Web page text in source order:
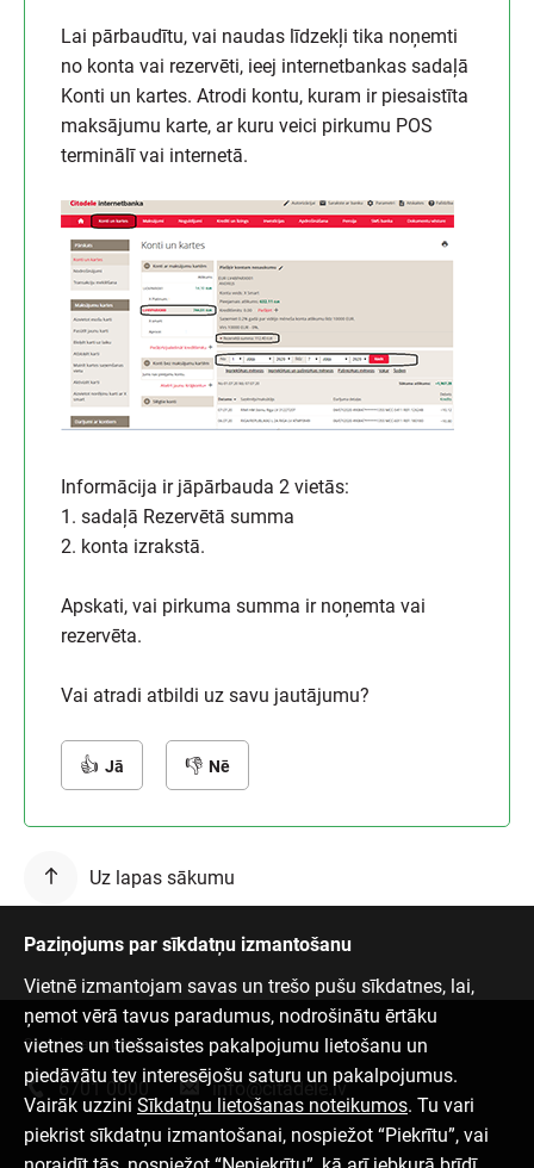
Lai pārbaudītu, vai naudas līdzekļi tika noņemti
no konta vai rezervēti, ieej internetbankas sadaļā
Konti un kartes. Atrodi kontu, kuram ir piesaistīta
maksājumu karte, ar kuru veici pirkumu POS
terminālī vai internetā.
Informācija ir jāpārbauda 2 vietās:
1. sadaļā Rezervētā summa
2. konta izrakstā.
Apskati, vai pirkuma summa ir noņemta vai
rezervēta.
Vai atradi atbildi uz savu jautājumu?
Jā Nē
Uz lapas sākumu
Paziņojums par sīkdatņu izmantošanu
Vietnē izmantojam savas un trešo pušu sīkdatnes, lai,
ņemot vērā tavus paradumus, nodrošinātu ērtāku
vietnes un tiešsaistes pakalpojumu lietošanu un
piedāvātu tev interesējošu saturu un pakalpojumus.
Vairāk uzzini Sīkdatņu lietošanas noteikumos. Tu vari
piekrist sīkdatņu izmantošanai, nospiežot “Piekrītu”, vai
Sazinies ar mums
6701 0000 info@citadele.lv